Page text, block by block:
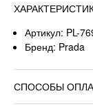
Артикул: PL-
Бренд: Prada
СПОСОБЫ